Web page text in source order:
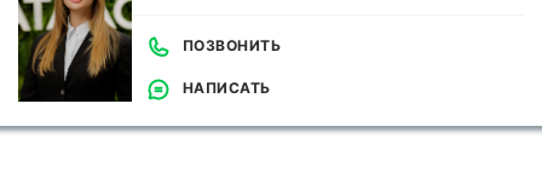
ПОЗВОНИТЬ
НАПИСАТЬ